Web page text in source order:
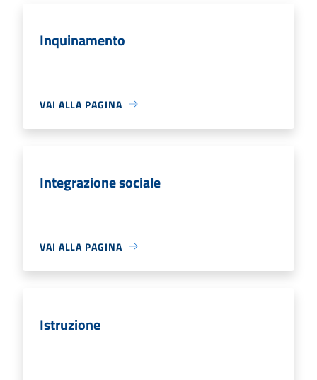
Inquinamento
VAI ALLA PAGINA
Integrazione sociale
VAI ALLA PAGINA
Istruzione